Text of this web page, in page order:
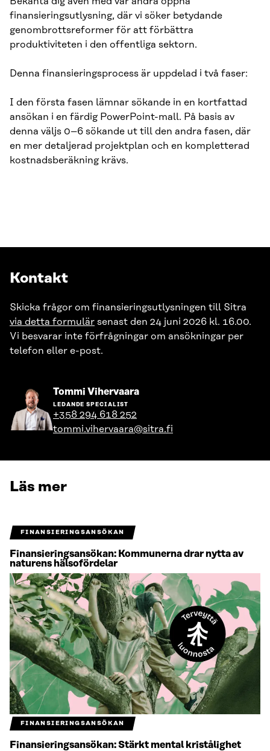
finansieringsutlysning, där vi söker betydande
genombrottsreformer för att förbättra
produktiviteten i den offentliga sektorn.
Denna finansieringsprocess är uppdelad i två faser:
I den första fasen lämnar sökande in en kortfattad
ansökan i en färdig PowerPoint-mall. På basis av
denna väljs 0–6 sökande ut till den andra fasen, där
en mer detaljerad projektplan och en kompletterad
kostnadsberäkning krävs.
Kontakt
Skicka frågor om finansieringsutlysningen till Sitra
via detta formulär senast den 24 juni 2026 kl. 16.00.
Vi besvarar inte förfrågningar om ansökningar per
telefon eller e-post.
Tommi VihervaaraGå
LEDANDE SPECIALIST
+358 294 618 252
tommi.vihervaara@sitra.fi
Läs mer
FINANSIERINGSANSÖKAN
Finansieringsansökan: Kommunerna drar nytta av
naturens hälsofördelar
FINANSIERINGSANSÖKAN
Finansieringsansökan: Stärkt mental kristålighet